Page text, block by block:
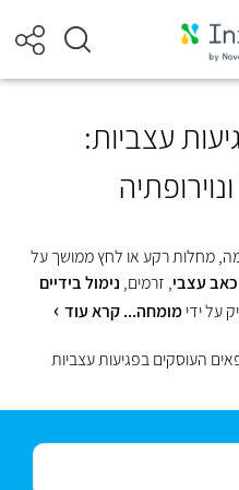
עצביות:
מחלות רקע או לחץ ממושך על
כאב עצבי, זרמים, נימול בידיים
על ידימומחה...קרא עוד
העוסקים בפגיעות עצביות